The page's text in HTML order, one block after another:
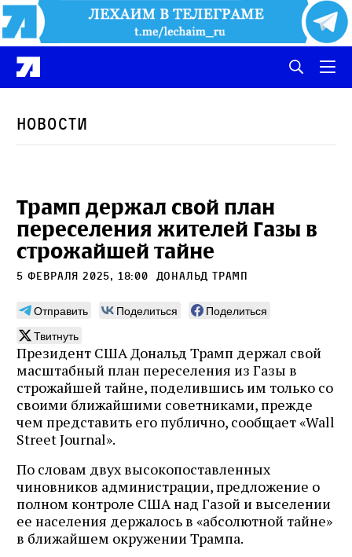
Новости
Трамп держал свой план
переселения жителей Газы в
строжайшей тайне
5 февраля 2025, 18:00 Дональд Трамп
Отправить Поделиться
Поделиться
Твитнуть
Президент США Дональд Трамп держал свой
масштабный план переселения из Газы в
строжайшей тайне, поделившись им только со
своими ближайшими советниками, прежде
чем представить его публично, сообщает «Wall
Street Journal».
По словам двух высокопоставленных
чиновников администрации, предложение о
полном контроле США над Газой и выселении
ее населения держалось в «абсолютной тайне»
в ближайшем окружении Трампа.